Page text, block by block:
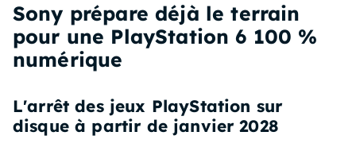
Sony prépare déjà le terrain
pour une PlayStation 6 100 %
numérique
L'arrêt des jeux PlayStation sur
disque à partir de janvier 2028